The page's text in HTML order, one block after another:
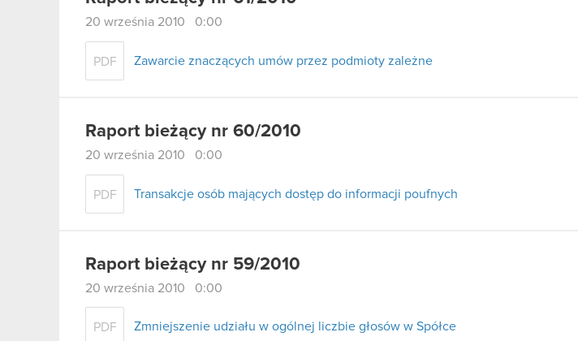
20 września 2010 0:00
PDF Zawarcie znaczących umów przez podmioty zależne
Raport bieżący nr 60/2010
20 września 2010 0:00
PDF Transakcje osób mających dostęp do informacji poufnych
Raport bieżący nr 59/2010
20 września 2010 0:00
PDF Zmniejszenie udziału w ogólnej liczbie głosów w Spółce